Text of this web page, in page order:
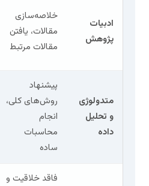
ادبیات
پژوهش
خلاصه‌سازی
مقالات، یافتن
مقالات مرتبط
متدولوژی
و تحلیل
پیشنهاد
روش‌های کلی،
محاسبات
فاقد خلاقیت و